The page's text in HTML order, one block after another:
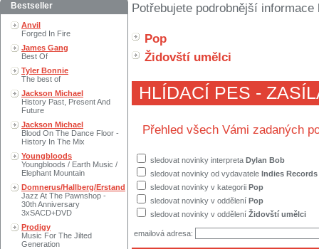
Bestseller
Anvil
Forged In Fire
James Gang
Best Of
Tyler Bonnie
The best of
Jackson Michael
History Past, Present And
Future
Jackson Michael
Blood On The Dance Floor -
History In The Mix
Youngbloods
Youngbloods / Earth Music /
Elephant Mountain
Domnerus/Hallberg/Erstand
Jazz At The Pawnshop -
30th Anniversary
3xSACD+DVD
Prodigy
Music For The Jilted
Generation
Potřebujete podrobnější
Pop
Židovští umělci
HLÍDACÍ PES -
Přehled všech Vámi zadaných
sledovat novinky interpreta Dylan Bob
sledovat novinky od vydavatele Indies Records
sledovat novinky v kategorii Pop
sledovat novinky v oddělení Pop
sledovat novinky v oddělení Židovští umělci
emailová adresa: